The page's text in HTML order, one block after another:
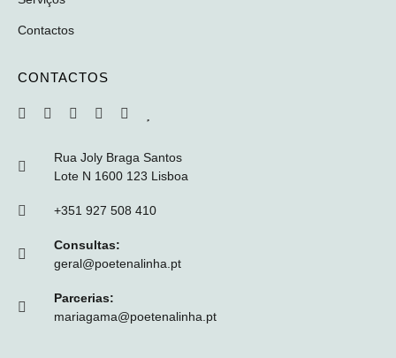
Contactos
CONTACTOS
Rua Joly Braga Santos
Lote N 1600 123 Lisboa
+351 927 508 410
Consultas:
geral@poetenalinha.pt
Parcerias:
mariagama@poetenalinha.pt